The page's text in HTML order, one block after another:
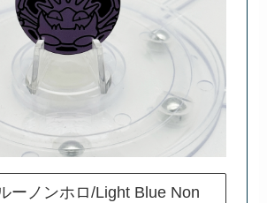
ーノンホロ/Light Blue Non